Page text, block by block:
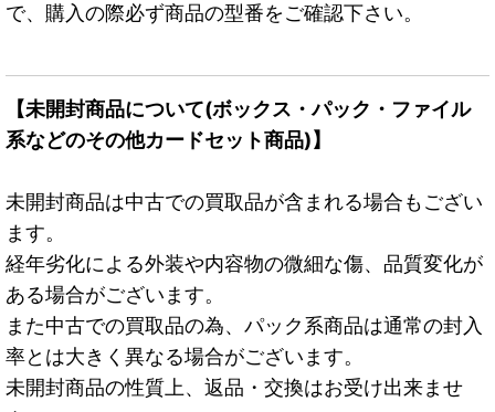
で、購入の際必ず商品の型番をご確認下さい。
【未開封商品について(ボックス・パック・ファイル
系などのその他カードセット商品)】
未開封商品は中古での買取品が含まれる場合もござい
ます。
経年劣化による外装や内容物の微細な傷、品質変化が
ある場合がございます。
また中古での買取品の為、パック系商品は通常の封入
率とは大きく異なる場合がございます。
未開封商品の性質上、返品・交換はお受け出来ませ